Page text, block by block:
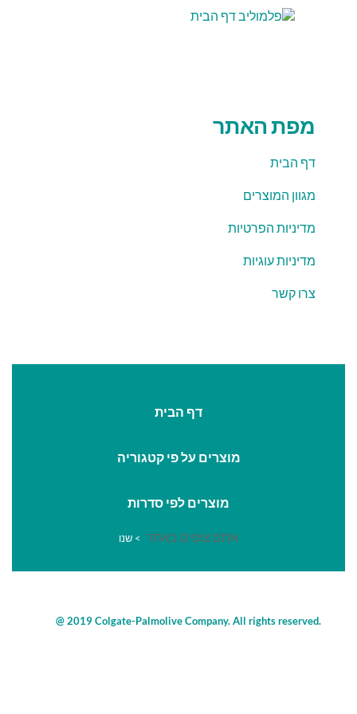
מפת האתר
דף הבית
מגוון המוצרים
מדיניות הפרטיות
מדיניות עוגיות
צרו קשר
דף הבית
מוצרים על פי קטגוריה
מוצרים לפי סדרות
אתם צופים באתר > שנו
@ 2019 Colgate-Palmolive Company. All rights reserved.